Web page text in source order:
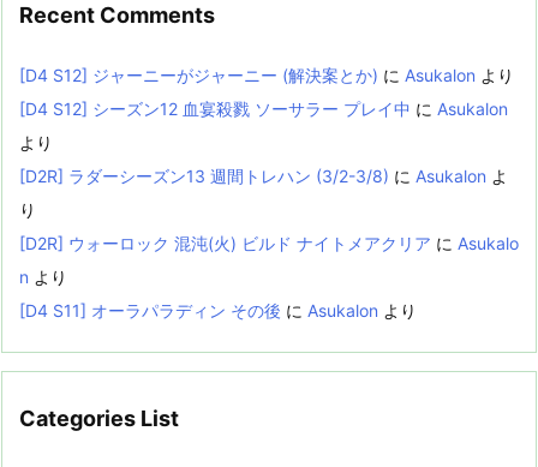
Recent Comments
[D4 S12] ジャーニーがジャーニー (解決案とか) に Asukalon より
[D4 S12] シーズン12 血宴殺戮 ソーサラー プレイ中 に Asukalon
より
[D2R] ラダーシーズン13 週間トレハン (3/2-3/8) に Asukalon よ
り
[D2R] ウォーロック 混沌(火) ビルド ナイトメアクリア に Asukalo
n より
[D4 S11] オーラパラディン その後 に Asukalon より
Categories List